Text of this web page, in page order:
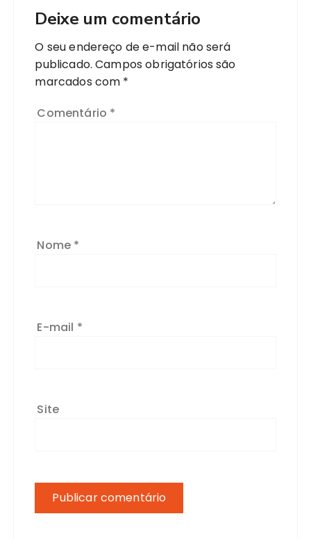
Deixe um comentário
O seu endereço de e-mail não será
publicado. Campos obrigatórios são
marcados com *
Comentário *
Nome *
E-mail *
Site